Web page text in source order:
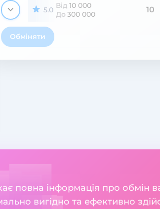
5.0 Від 10 000
До 300 000 10
Обміняти
повна інформація про обмін
вигідно та ефективно